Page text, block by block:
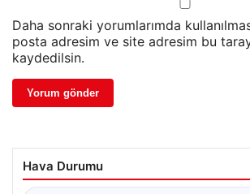
Daha sonraki yorumlarımda
posta adresim ve site adresim bu
kaydedilsin.
Hava Durumu